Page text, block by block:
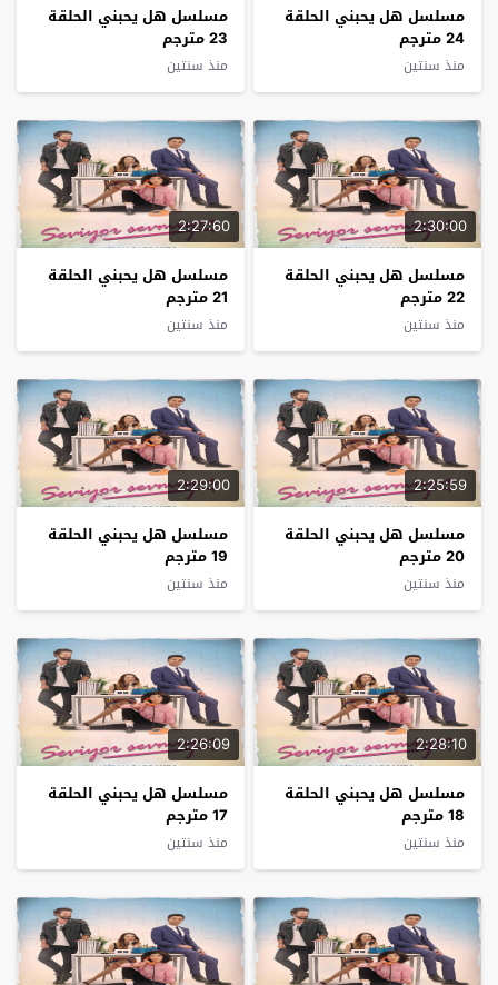
مسلسل هل يحبني الحلقة
24 مترجم
منذ سنتين
مسلسل هل يحبني الحلقة
23 مترجم
منذ سنتين
2:30:00
مسلسل هل يحبني الحلقة
22 مترجم
منذ سنتين
2:27:60
مسلسل هل يحبني الحلقة
21 مترجم
منذ سنتين
2:25:59
مسلسل هل يحبني الحلقة
20 مترجم
منذ سنتين
2:29:00
مسلسل هل يحبني الحلقة
19 مترجم
منذ سنتين
2:28:10
مسلسل هل يحبني الحلقة
18 مترجم
منذ سنتين
2:26:09
مسلسل هل يحبني الحلقة
17 مترجم
منذ سنتين